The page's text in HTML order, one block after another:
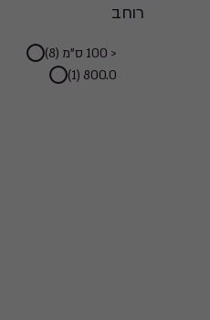
רוחב
רוחב
filter
< 100 ס"מ (8)
800.0 (1)